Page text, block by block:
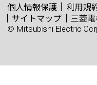
個人情報保護 利用規
サイトマップ
三菱
© Mitsubishi Electric